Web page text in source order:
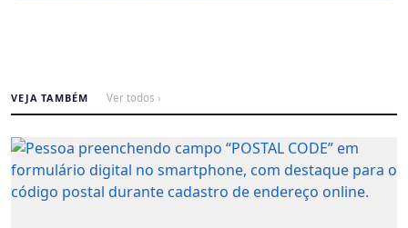
VEJA TAMBÉM Ver todos ›